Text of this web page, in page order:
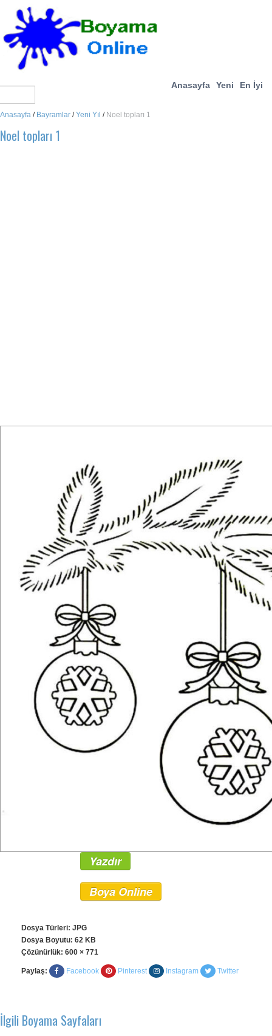
Anasayfa Yeni En İyi
Anasayfa / Bayramlar /Yeni Yıl / Noel topları 1
Noel topları 1
Yazdır
Boya Online
Dosya Türleri: JPG
Dosya Boyutu: 62 KB
Çözünürlük: 600 × 771
Paylaş: Facebook Pinterest Instagram Twitter
İlgili Boyama Sayfaları